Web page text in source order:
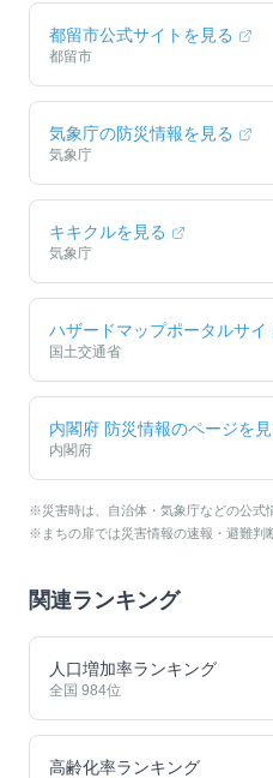
都留市公式サイトを見る
都留市
気象庁の防災情報を見る
気象庁
キキクルを見る
気象庁
ハザードマップポータルサイ
国土交通省
内閣府 防災情報のページを見
内閣府
※災害時は、自治体・気象庁などの公式
※まちの扉では災害情報の速報・避難判
関連ランキング
人口増加率ランキング
全国 984位
高齢化率ランキング